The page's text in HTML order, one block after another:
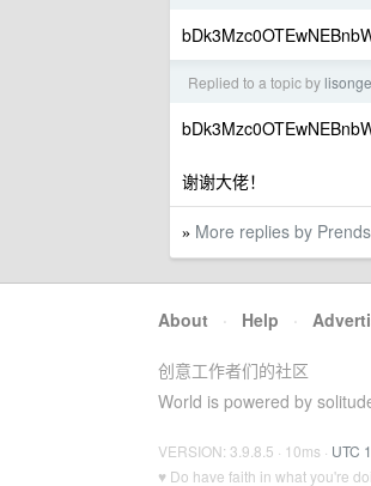
Replied to a topic by
谢谢大佬！
» More replies by
About · Help ·
创意工作者们的社区
World is powered by
VERSION: 3.9.8.5 · 10ms · UTC
♥ Do have faith in what you're